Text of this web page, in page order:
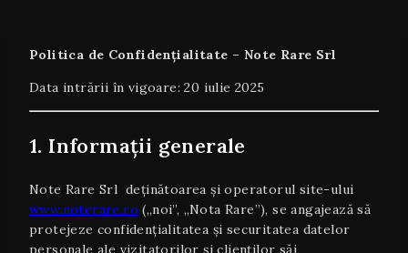
Politica de Confidențialitate – Note Rare Srl
Data intrării în vigoare: 20 iulie 2025
1. Informații generale
Note Rare Srl deținătoarea și operatorul site-ului
www.noterare.ro („noi”, „Nota Rare”), se angajează să
protejeze confidențialitatea și securitatea datelor
personale ale vizitatorilor și clienților săi